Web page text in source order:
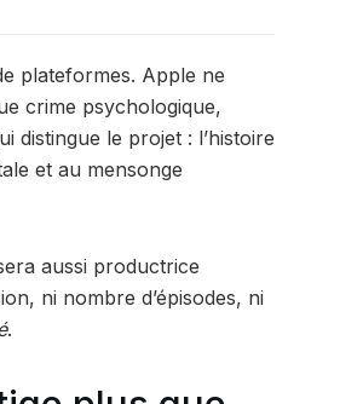
plateformes. Apple ne
crime psychologique,
distingue le projet : l’histoire
et au mensonge
aussi productrice
ni nombre d’épisodes, ni
.